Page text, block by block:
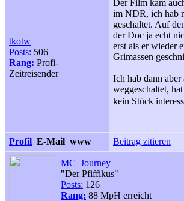
tkotw
Posts: 506
Rang: Profi-
Zeitreisender
Der Film kam
im NDR, ich hab
geschaltet. Auf
der Doc ja echt
erst als er wieder
Grimassen
Ich hab dann
weggeschaltet,
kein Stück
Profil E-Mail www Beitrag zitieren
MC_Journey
"Der Pfiffikus"
Posts: 126
Rang: 88 MpH erreicht